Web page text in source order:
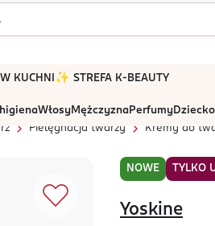
W KUCHNI ✨ STREFA K-BEAUTY
WłosyMężczyznaPerfumyDziecko
Pielęgnacja twarzy Kremy do
NOWE TYLKO
Yoskine